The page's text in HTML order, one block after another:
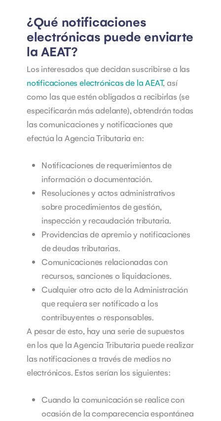
¿Qué notificaciones
electrónicas puede enviarte
la AEAT?
Los interesados que decidan suscribirse a las
notificaciones electrónicas de la AEAT, así
como las que estén obligados a recibirlas (se
especificarán más adelante), obtendrán todas
las comunicaciones y notificaciones que
efectúa la Agencia Tributaria en:
Notificaciones de requerimientos de
información o documentación.
Resoluciones y actos administrativos
sobre procedimientos de gestión,
inspección y recaudación tributaria.
Providencias de apremio y notificaciones
de deudas tributarias.
Comunicaciones relacionadas con
recursos, sanciones o liquidaciones.
Cualquier otro acto de la Administración
que requiera ser notificado a los
contribuyentes o responsables.
A pesar de esto, hay una serie de supuestos
en los que la Agencia Tributaria puede realizar
las notificaciones a través de medios no
electrónicos. Estos serían los siguientes:
Cuando la comunicación se realice con
ocasión de la comparecencia espontánea